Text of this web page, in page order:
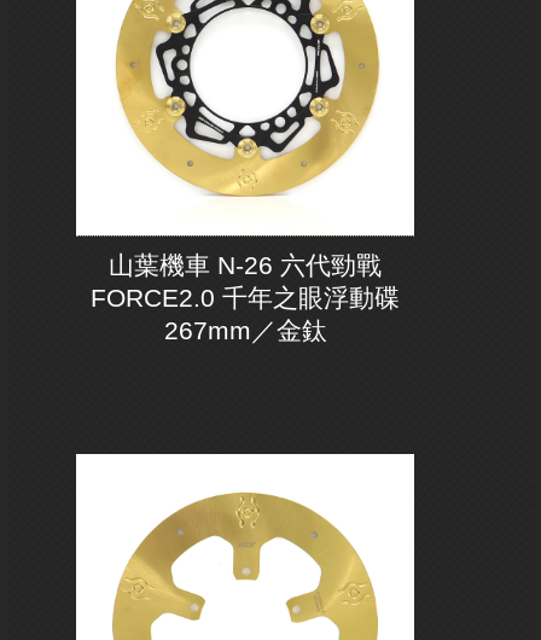
山葉機車 N-26 六代勁戰
FORCE2.0 千年之眼浮動碟
267mm／金鈦